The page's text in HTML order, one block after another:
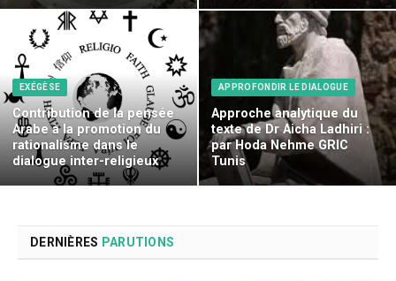
EXÉGÈSE
Contribution de la pensée
Arabe à la promotion du
rationalisme dans le
dialogue inter-religieux
APPROFONDIR LE DIALOGUE
Approche analytique du
texte de Dr Aicha Ladhiri :
par Hoda Nehme GRIC
Tunis
DERNIÈRES PARUTIONS